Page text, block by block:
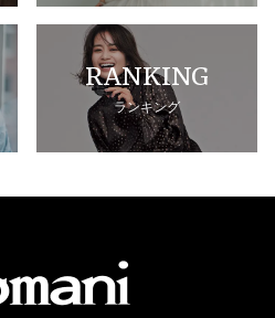
RANKING
ランキング